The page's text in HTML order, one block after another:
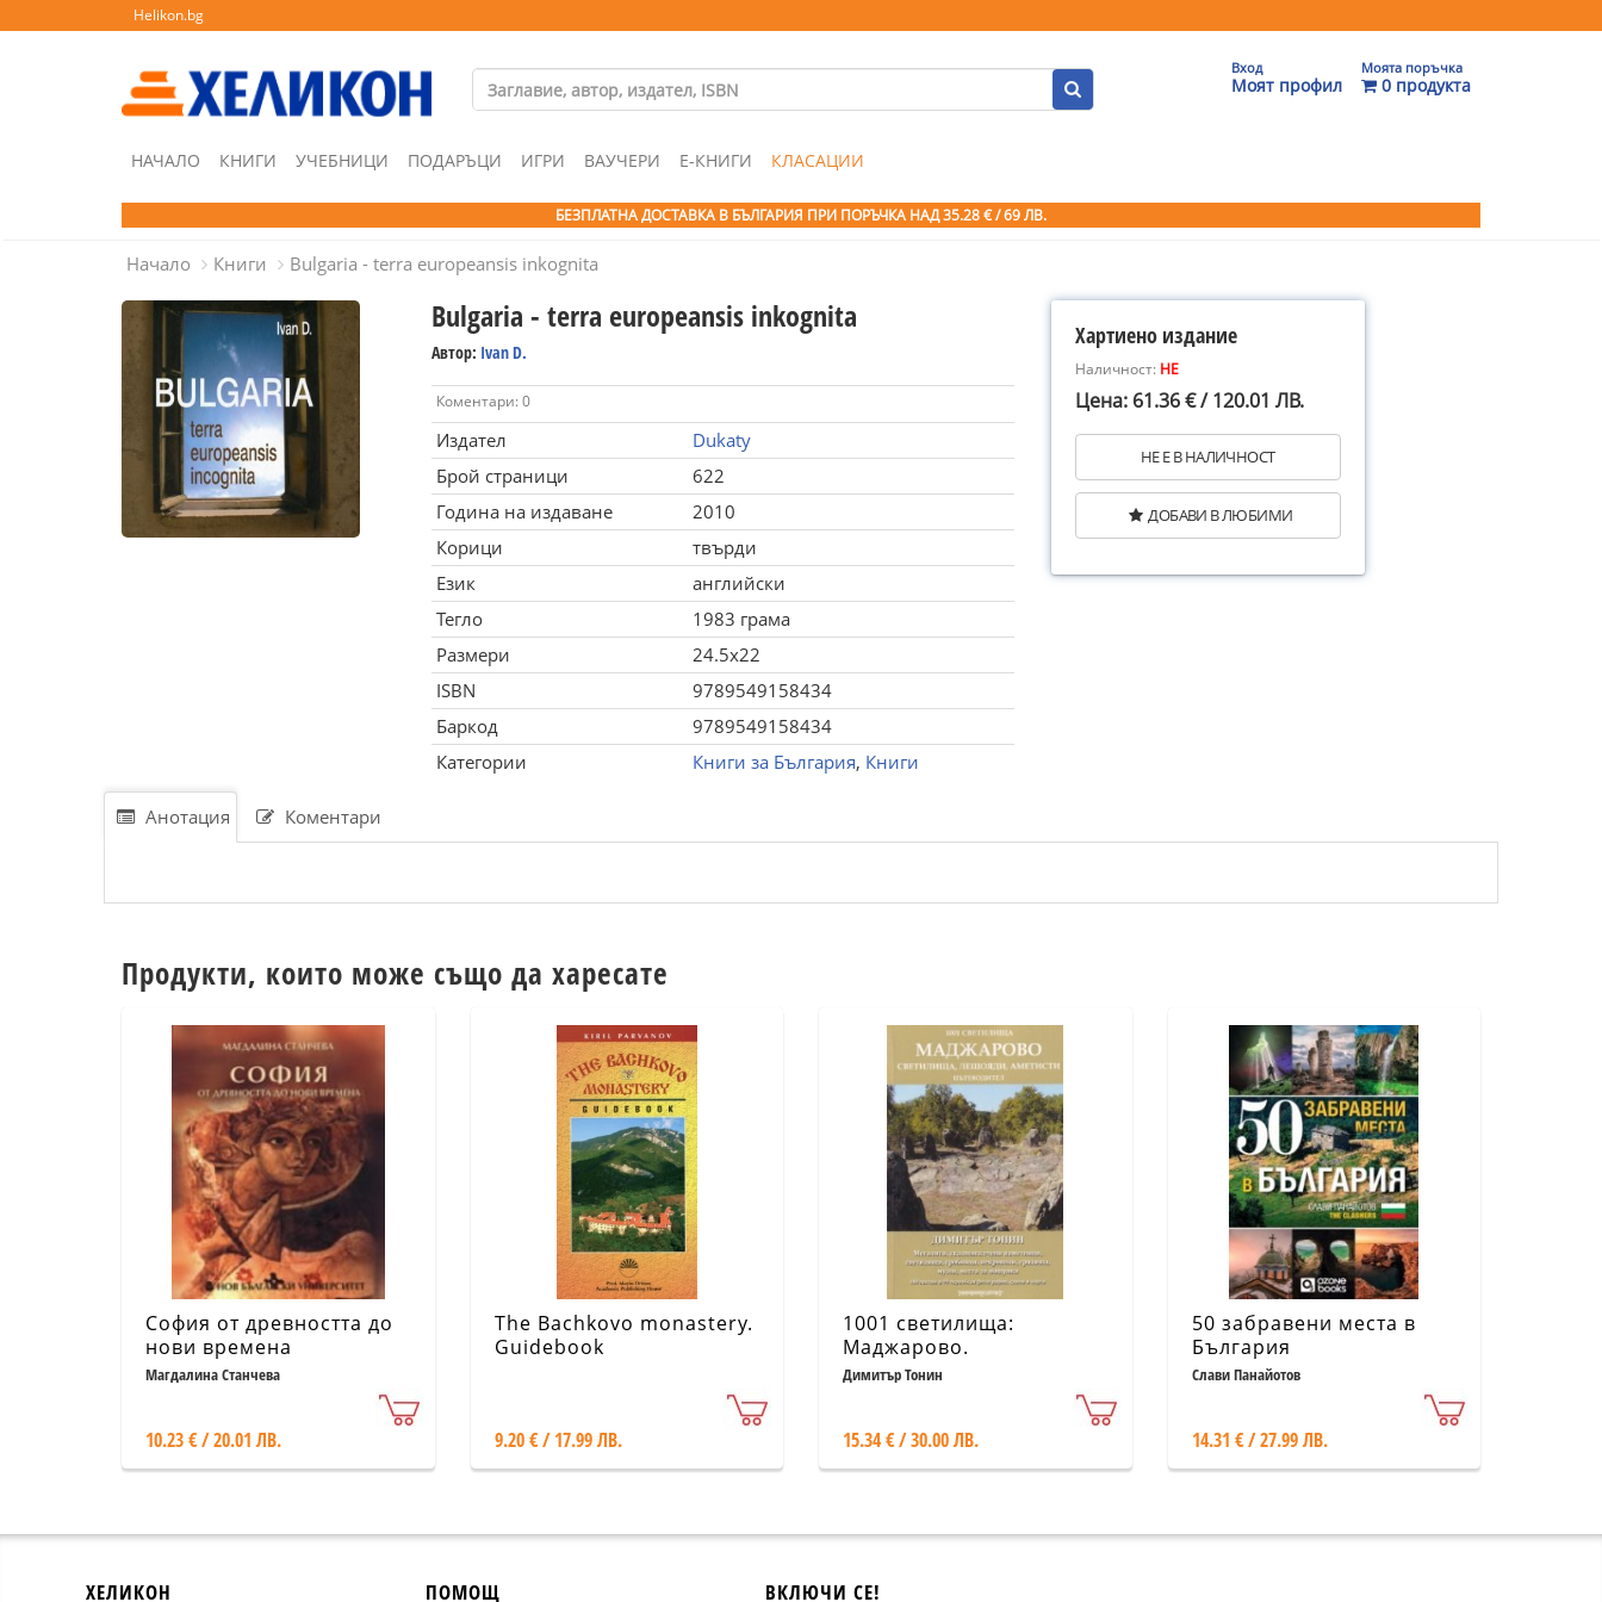
Helikon.bg
Вход
Моят профил
Моята поръчка
0 продукта
НАЧАЛО КНИГИ УЧЕБНИЦИ ПОДАРЪЦИ ИГРИ ВАУЧЕРИ Е-КНИГИ КЛАСАЦИИ
БЕЗПЛАТНА ДОСТАВКА В БЪЛГАРИЯ ПРИ ПОРЪЧКА НАД 35.28 € / 69 ЛВ.
Начало Книги Bulgaria - terra europeansis inkognita
Bulgaria - terra europeansis inkognita
Автор: Ivan D.
Коментари: 0
Издател
Dukaty
Брой страници
622
Година на издаване
2010
Корици
твърди
Език
английски
Тегло
1983 грама
Размери
24.5x22
ISBN
9789549158434
Баркод
9789549158434
Категории
Книги за България, Книги
Хартиено издание
Наличност: НЕ
Цена: 61.36 € / 120.01 ЛВ.
НЕ Е В НАЛИЧНОСТ
ДОБАВИ В ЛЮБИМИ
Анотация Коментари
Продукти, които може също да харесате
София от древността до
нови времена
Магдалина Станчева
10.23 € / 20.01 ЛВ.
The Bachkovo monastery.
Guidebook
9.20 € / 17.99 ЛВ.
1001 светилища:
Маджарово.
Пътеводител
Димитър Тонин
15.34 € / 30.00 ЛВ.
50 забравени места в
България
Слави Панайотов
14.31 € / 27.99 ЛВ.
ХЕЛИКОН ПОМОЩ ВКЛЮЧИ СЕ!